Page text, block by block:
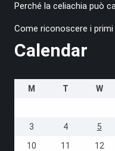
Perché la celiachia può
Come riconoscere i
Calendar
M T W
3
4 5
10
11 12